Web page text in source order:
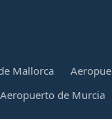
Mallorca
Aeropuerto de Murcia